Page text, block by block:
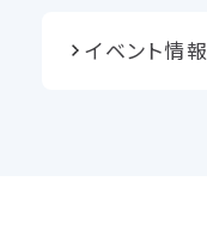
イベント情報